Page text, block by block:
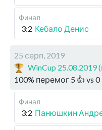
Финал
3:2 Кебало Денис
25 серп, 2019
WinCup 25.08.2019
100% перемог 5 👍 vs 0
Финал
3:2 Панюшкин